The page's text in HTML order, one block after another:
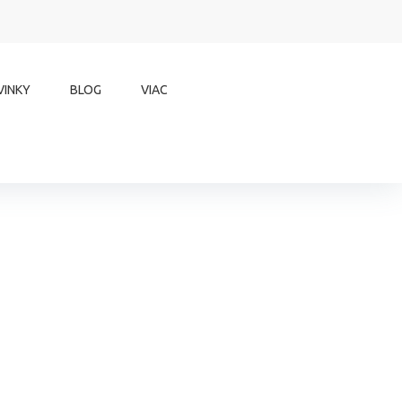
BLOG VIAC